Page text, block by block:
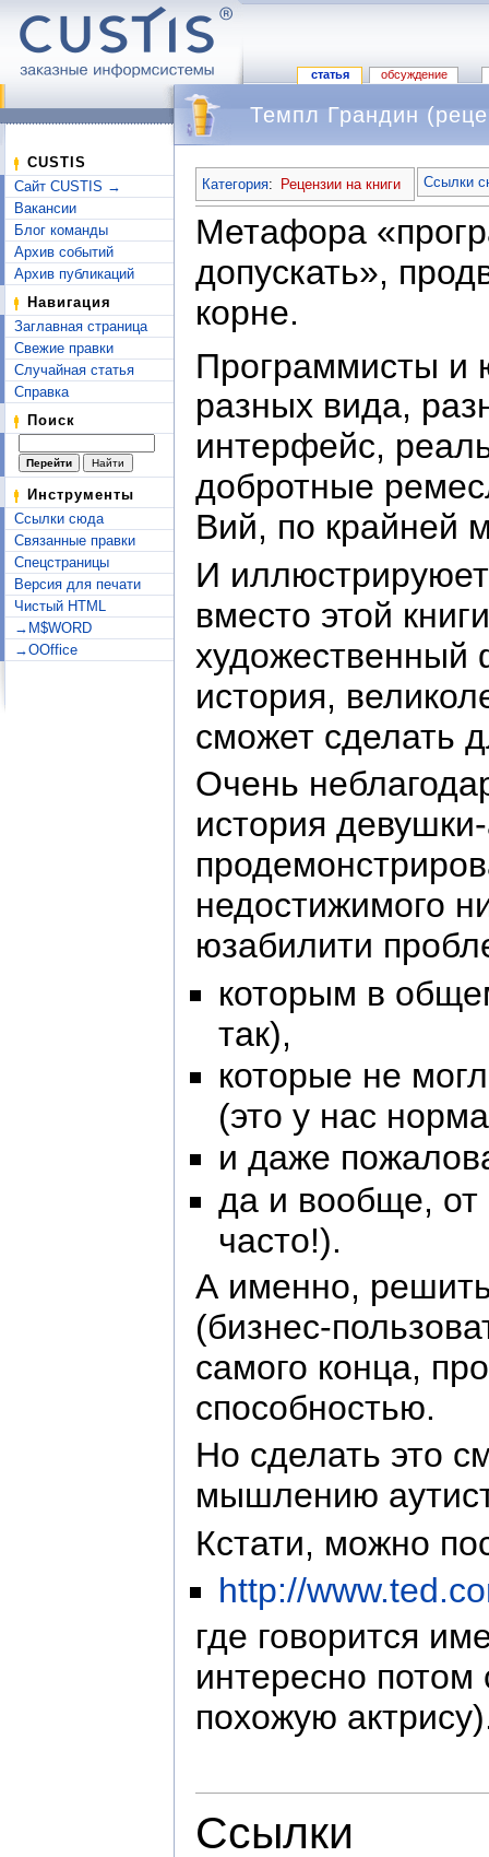
статья обсуждение
CUSTIS
Сайт CUSTIS →
Вакансии
Блог команды
Архив событий
Архив публикаций
Навигация
Заглавная страница
Свежие правки
Случайная статья
Справка
Поиск
Инструменты
Ссылки сюда
Связанные правки
Спецстраницы
Версия для печати
Чистый HTML
→M$WORD
→OOffice
Темпл Грандин
Категория: Рецензии на книги Ссылки
Метафора
допускать»,
корне.
Программисты и
разных вида,
интерфейс,
добротные
Вий, по крайней
И
вместо этой
художественный
история,
сможет сделать
Очень
история
недостижимого
юзабилити
которым в
так),
которые не
(это у нас
и даже
да и вообще, от
часто!).
А именно,
(бизнес-
самого конца,
способностью.
Но сделать это
мышлению
Кстати, можно
http://
где говорится
интересно
похожую
Ссылки